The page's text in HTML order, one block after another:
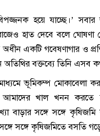
হয়ে যাচ্ছে।’
হাত দেবে বলে
একটি গবেষণাগার ও
অতিথির বক্তব্যে তিনি এসব
ভূমিকম্প মোকাবেলা
খাল খনন করতে
বাড়ার সঙ্গে সঙ্গে
সঙ্গে কৃষিজমিতে বসতি